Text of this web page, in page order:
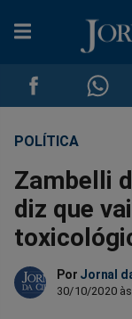
Compartilhar
no
Facebook
no
POLÍTICA
Zambelli
diz que
Por Jornal
30/10/2020